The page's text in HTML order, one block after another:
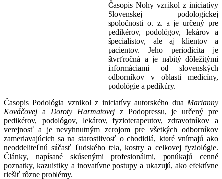
Časopis Nohy vznikol z iniciatívy
Slovenskej podologickej
spoločnosti o. z. a je určený pre
pedikérov, podológov, lekárov a
špecialistov, ale aj klientov a
pacientov. Jeho periodicita je
štvrťročná a je nabitý dôležitými
informáciami od slovenských
odborníkov v oblasti medicíny,
podológie a pedikúry.
Časopis Podológia vznikol z iniciatívy autorského dua Marianny
Kováčovej a Doroty Harmatovej z Podopressu, je určený pre
pedikérov, podológov, lekárov, fyzioterapeutov, zdravotníkov a
verejnosť a je nevyhnutným zdrojom pre všetkých odborníkov
zameriavajúcich sa na starostlivosť o chodidlá, ktoré vnímajú ako
neoddeliteľnú súčasť ľudského tela, kostry a celkovej fyziológie.
Články, napísané skúsenými profesionálmi, ponúkajú cenné
poznatky, kazuistiky a inovatívne postupy a ukazujú, ako efektívne
riešiť rôzne problémy.